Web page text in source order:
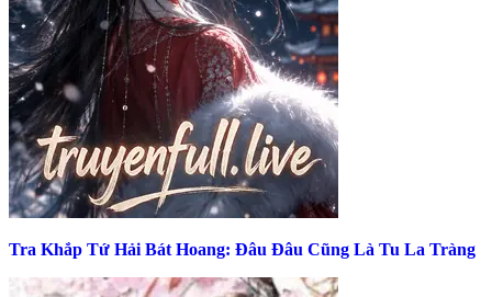
Tra Khắp Tứ Hải Bát Hoang: Đâu Đâu Cũng Là Tu La Tràng